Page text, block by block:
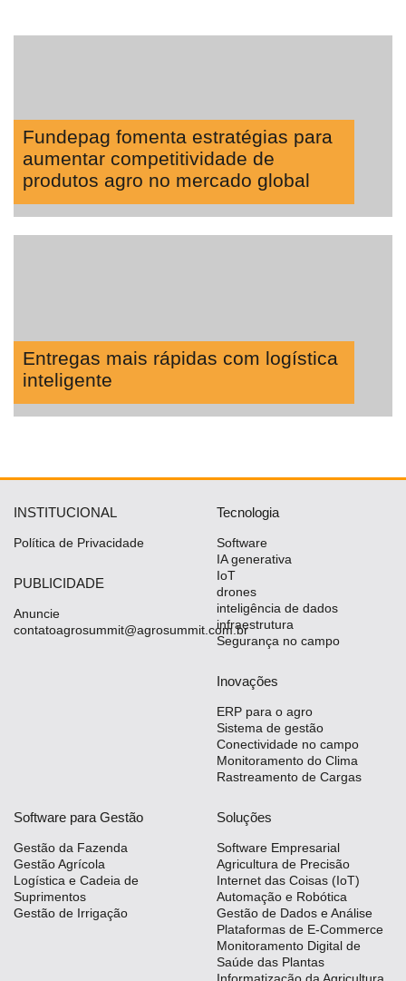
Fundepag fomenta estratégias para
aumentar competitividade de
produtos agro no mercado global
Entregas mais rápidas com logística
inteligente
INSTITUCIONAL
Política de Privacidade
PUBLICIDADE
Anuncie
contatoagrosummit@agrosummit.com.br
Tecnologia
Software
IA generativa
IoT
drones
inteligência de dados
infraestrutura
Segurança no campo
Inovações
ERP para o agro
Sistema de gestão
Conectividade no campo
Monitoramento do Clima
Rastreamento de Cargas
Software para Gestão
Gestão da Fazenda
Gestão Agrícola
Logística e Cadeia de
Suprimentos
Gestão de Irrigação
Soluções
Software Empresarial
Agricultura de Precisão
Internet das Coisas (IoT)
Automação e Robótica
Gestão de Dados e Análise
Plataformas de E-Commerce
Monitoramento Digital de
Saúde das Plantas
Informatização da Agricultura